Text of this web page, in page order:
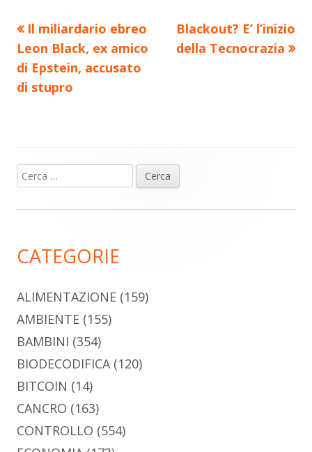
Navigazione
articoli
Precedente
articolo:
Il miliardario ebreo
Leon Black, ex amico
di Epstein, accusato
di stupro
Nuovo
articolo:
Blackout? E’ l’inizio
della Tecnocrazia
Barra
laterale
Ricerca
per:
CATEGORIE
ALIMENTAZIONE (159)
AMBIENTE (155)
BAMBINI (354)
BIODECODIFICA(120)
BITCOIN (14)
CANCRO (163)
CONTROLLO (554)